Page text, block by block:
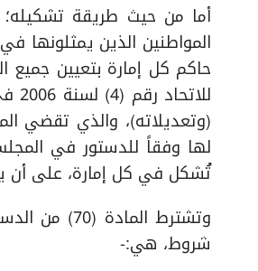
حاكم كل إمارة بتعيين جميع
(وتعديلاته)، والذي تقضي
لها وفقاً للدستور في
تُشكل في كل إمارة، على أن
وتشترط
شروط، هي:-